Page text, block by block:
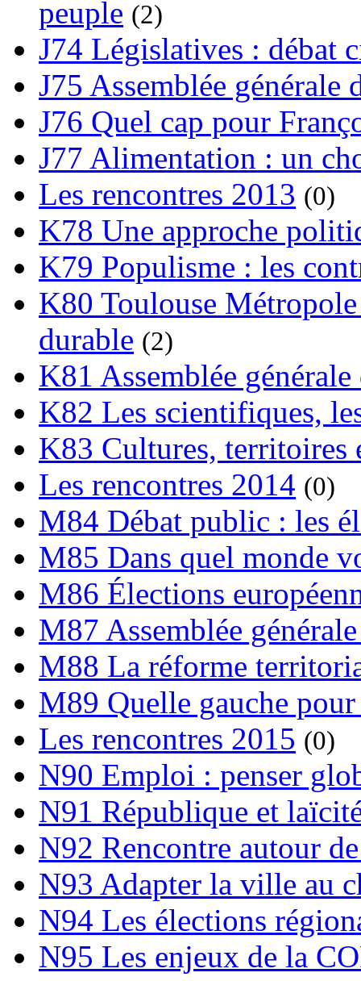
peuple (2)
J74 Législatives : débat
J75 Assemblée générale
J76 Quel cap pour
J77 Alimentation : un
Les rencontres 2013 (0)
K78 Une approche
K79 Populisme : les
K80 Toulouse
durable (2)
K81 Assemblée
K82 Les scientifiques,
K83 Cultures, territoires
Les rencontres 2014 (0)
M84 Débat public : les
M85 Dans quel monde
M86 Élections
M87 Assemblée
M88 La réforme
M89 Quelle gauche
Les rencontres 2015 (0)
N90 Emploi : penser
N91 République et
N92 Rencontre autour
N93 Adapter la ville au
N94 Les élections
N95 Les enjeux de la